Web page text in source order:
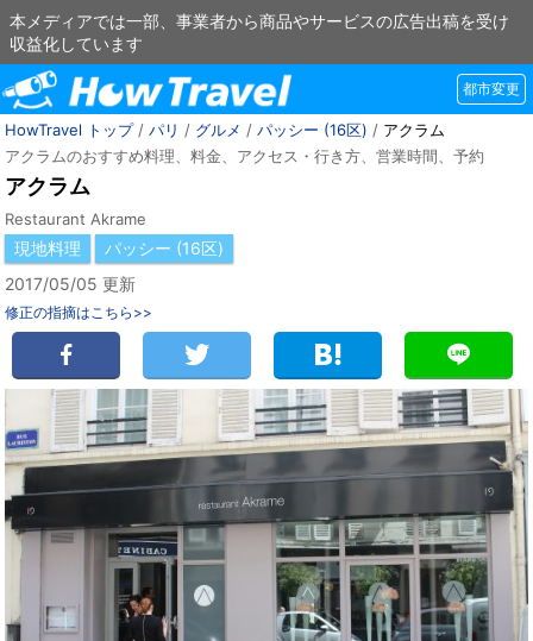
本メディアでは一部、事業者から商品やサービスの広告出稿を受け
収益化しています
都市変更
HowTravel トップ/ パリ / グルメ / パッシー (16区) / アクラム
アクラムのおすすめ料理、料金、アクセス・行き方、営業時間、予約
アクラム
Restaurant Akrame
現地料理
パッシー (16区)
2017/05/05 更新
修正の指摘はこちら>>